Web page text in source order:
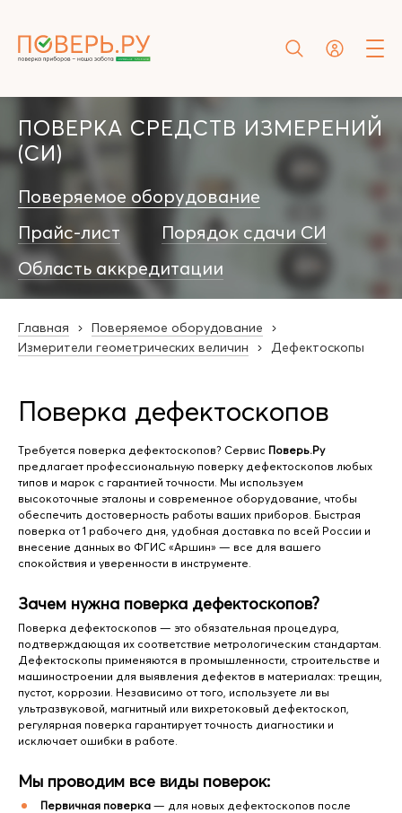
ПОВЕРКА СРЕДСТВ ИЗМЕРЕНИЙ
(СИ)
Поверяемое оборудование
Прайс-лист
Порядок сдачи СИ
Область аккредитации
Главная
Поверяемое оборудование
Измерители геометрических величин
Дефектоскопы
Поверка дефектоскопов
Требуется поверка дефектоскопов? Сервис Поверь.Ру
предлагает профессиональную поверку дефектоскопов любых
типов и марок с гарантией точности. Мы используем
высокоточные эталоны и современное оборудование, чтобы
обеспечить достоверность работы ваших приборов. Быстрая
поверка от 1 рабочего дня, удобная доставка по всей России и
внесение данных во ФГИС «Аршин» — все для вашего
спокойствия и уверенности в инструменте.
Зачем нужна поверка дефектоскопов?
Поверка дефектоскопов — это обязательная процедура,
подтверждающая их соответствие метрологическим стандартам.
Дефектоскопы применяются в промышленности, строительстве и
машиностроении для выявления дефектов в материалах: трещин,
пустот, коррозии. Независимо от того, используете ли вы
ультразвуковой, магнитный или вихретоковый дефектоскоп,
регулярная поверка гарантирует точность диагностики и
исключает ошибки в работе.
Мы проводим все виды поверок:
Первичная поверка — для новых дефектоскопов после